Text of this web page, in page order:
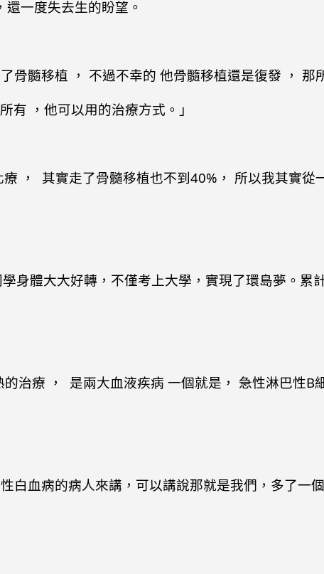
一度失去生的盼望。
骨髓移植 ， 不過不幸的 他骨髓移植還是復發 ， 那
有 ，他可以用的治療方式。」
， 其實走了骨髓移植也不到40%， 所以我其實從
身體大大好轉，不僅考上大學，實現了環島夢。累
治療 ， 是兩大血液疾病 一個就是， 急性淋巴性B
白血病的病人來講，可以講說那就是我們，多了一